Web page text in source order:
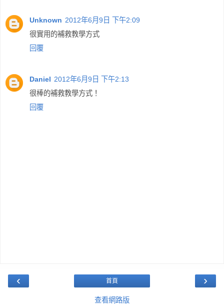
Unknown 2012年6月9日 下午2:09
很實用的補救教學方式
回覆
Daniel 2012年6月9日 下午2:13
很棒的補救教學方式！
回覆
‹ ›
首頁
查看網路版